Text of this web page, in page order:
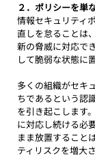
２．ポリシーを単
情報セキュリティ
直しを怠ることは
新の脅威に対応で
して脆弱な状態に
多くの組織がセキ
ちであるという認
を引き起こします
に対応し続ける必
まま放置すること
ティリスクを増大